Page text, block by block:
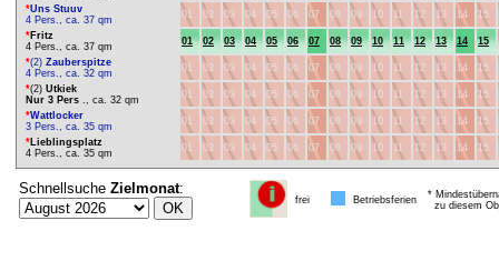
*Uns Stuuv
4 Pers., ca. 37 qm
01 02 03 04 05 06 07 08 09 10 11 12 13 14
15
* Fritz
4 Pers., ca. 37 qm
01 02 03 04 05 06 07 08 09 10 11 12 13 14
15
*(2) Zauberspitze
4 Pers., ca. 32 qm
01 02 03 04 05 06 07 08 09 10 11 12 13 14
15
*(2) Utkiek
Nur 3 Pers ., ca. 32 qm 01 02 03 04 05 06 07 08 09 10 11 12 13 14
15
*Wattlocker
3 Pers., ca. 35 qm
01 02 03 04 05 06 07 08 09 10 11 12 13 14
15
* Lieblingsplatz
4 Pers., ca. 35 qm
01 02 03 04 05 06 07 08 09 10 11 12 13 14 15
Schnellsuche Zielmonat:
frei Betriebsferien
*
zu diesem